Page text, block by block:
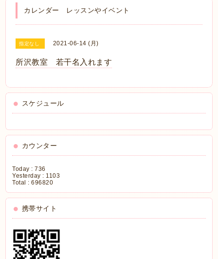
カレンダー レッスンやイベント
指定なし 2021-06-14 (月)
所沢教室 若干名入れます
スケジュール
カウンター
Today :736
Yesterday : 1103
Total :696820
携帯サイト